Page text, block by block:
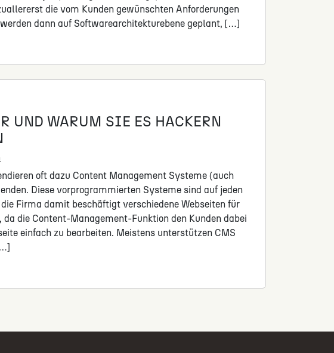
die vom Kunden gewünschten Anforderungen
dann auf Softwarearchitekturebene geplant, […]
UND WARUM SIE ES HACKERN
oft dazu Content Management Systeme (auch
Diese vorprogrammierten Systeme sind auf jeden
Firma damit beschäftigt verschiedene Webseiten für
da die Content-Management-Funktion den Kunden dabei
einfach zu bearbeiten. Meistens unterstützen CMS